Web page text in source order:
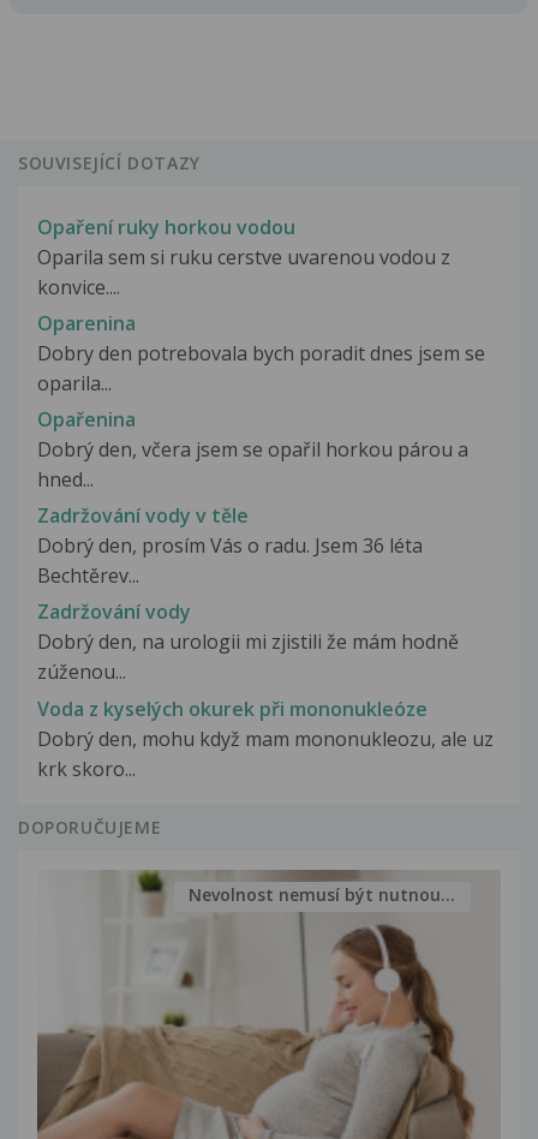
SOUVISEJÍCÍ DOTAZY
Opaření ruky horkou vodou
Oparila sem si ruku cerstve uvarenou vodou z
konvice....
Oparenina
Dobry den potrebovala bych poradit dnes jsem se
oparila...
Opařenina
Dobrý den, včera jsem se opařil horkou párou a
hned...
Zadržování vody v těle
Dobrý den, prosím Vás o radu. Jsem 36 léta
Bechtěrev...
Zadržování vody
Dobrý den, na urologii mi zjistili že mám hodně
zúženou...
Voda z kyselých okurek při mononukleóze
Dobrý den, mohu když mam mononukleozu, ale uz
krk skoro...
DOPORUČUJEME
Nevolnost nemusí být nutnou...